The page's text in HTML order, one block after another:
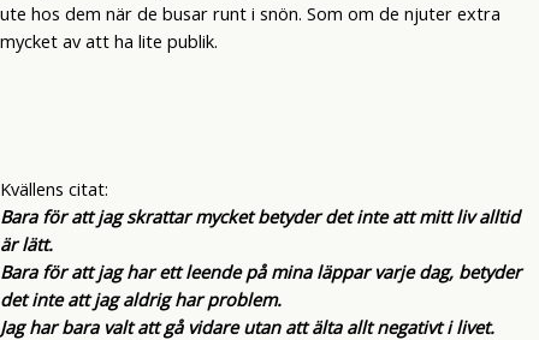
ute hos dem när de busar runt i snön. Som om de njuter extra
mycket av att ha lite publik.
Kvällens citat:
Bara för att jag skrattar mycket betyder det inte att mitt liv alltid
är lätt.
Bara för att jag har ett leende på mina läppar varje dag, betyder
det inte att jag aldrig har problem.
Jag har bara valt att gå vidare utan att älta allt negativt i livet.